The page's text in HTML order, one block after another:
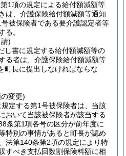
1項の規定による給付額減額等
は、介護保険給付額減額等通知
被保険者である要介護認定者等
る。
)
し書に規定する給付額減額等の
る者は、介護保険給付額減額等
町長に提出しなければならな
変更)
定する第1号被保険者は、当該
おいて当該被保険者が該当する
条第1項各号の区分が前年度に
特別の事情があると町長が認め
法第140条第2項の規定により特
すべき支払回数割保険料額に相